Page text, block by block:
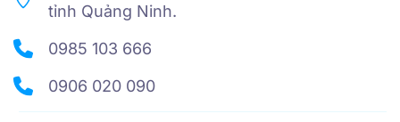
tỉnh Quảng Ninh.
0985 103 666
0906 020 090